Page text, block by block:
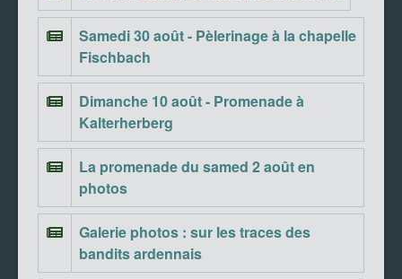
Samedi 30 août - Pèlerinage à la chapelle
Fischbach
Dimanche 10 août - Promenade à
Kalterherberg
La promenade du samed 2 août en
photos
Galerie photos : sur les traces des
bandits ardennais